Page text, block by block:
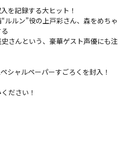
を記録する大ヒット！
ルルン”役の上戸彩さん、森をめちゃ
さんという、豪華ゲスト声優にも注
シャルペーパーすごろくを封入！
ださい！